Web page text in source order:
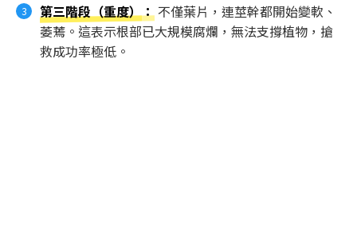
第三階段（重度）： 不僅葉片，連莖幹都開始變軟、
萎蔫。這表示根部已大規模腐爛，無法支撐植物，搶
救成功率極低。